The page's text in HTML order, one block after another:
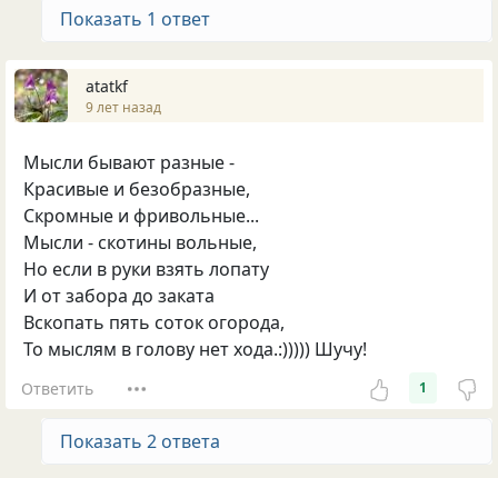
Показать 1 ответ
atatkf
9 лет назад
Мысли бывают разные -
Красивые и безобразные,
Скромные и фривольные...
Мысли - скотины вольные,
Но если в руки взять лопату
И от забора до заката
Вскопать пять соток огорода,
То мыслям в голову нет хода.:))))) Шучу!
Ответить 1
Показать 2 ответа